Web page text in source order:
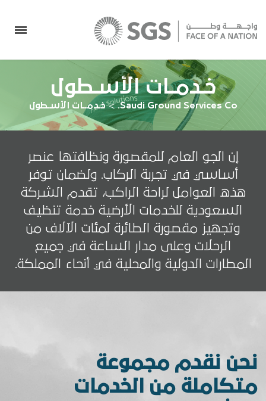
خـدمــات الأسـطول
Saudi Ground Services Co.
>خـدمــات الأسـطول
إن الجو العام للمقصورة ونظافتها عنصر
أساسي في تجربة الركاب. ولضمان توفر
هذه العوامل لراحة الراكب، تقدم الشركة
السعودية للخدمات الأرضية خدمة تنظيف
وتجهيز مقصورة الطائرة لمئات الآلاف من
الرحلات وعلى مدار الساعة في جميع
المطارات الدولية والمحلية في أنحاء المملكة.
نحن نقدم مجموعة
متكاملة من الخدمات